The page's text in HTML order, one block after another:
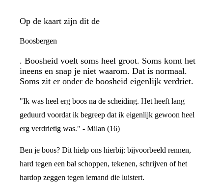
Op de kaart zijn dit de
Boosbergen
. Boosheid voelt soms heel groot. Soms komt het
ineens en snap je niet waarom. Dat is normaal.
Soms zit er onder de boosheid eigenlijk verdriet.
"Ik was heel erg boos na de scheiding. Het heeft lang
geduurd voordat ik begreep dat ik eigenlijk gewoon heel
erg verdrietig was." - Milan (16)
Ben je boos? Dit hielp ons hierbij: bijvoorbeeld rennen,
hard tegen een bal schoppen, tekenen, schrijven of het
hardop zeggen tegen iemand die luistert.